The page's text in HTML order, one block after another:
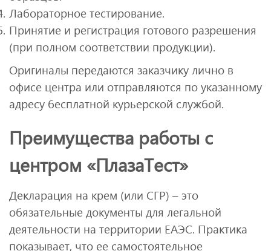
Лабораторное тестирование.
Принятие и регистрация готового разрешения
(при полном соответствии продукции).
Оригиналы передаются заказчику лично в
офисе центра или отправляются по указанному
адресу бесплатной курьерской службой.
Преимущества работы с
центром «ПлазаТест»
Декларация на крем (или СГР) – это
обязательные документы для легальной
деятельности на территории ЕАЭС. Практика
показывает, что ее самостоятельное